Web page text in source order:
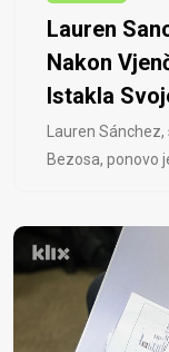
Lauren
Nakon
Istakla
Lauren
Bezosa, ponovo